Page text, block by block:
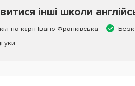
інші школи
на карті Івано-Франківська